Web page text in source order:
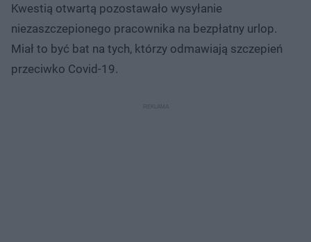
Kwestią otwartą pozostawało wysyłanie
niezaszczepionego pracownika na bezpłatny urlop.
Miał to być bat na tych, którzy odmawiają szczepień
przeciwko Covid-19.